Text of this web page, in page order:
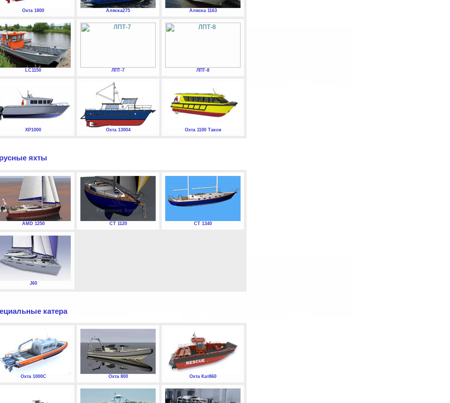
Охта 1800 Аляска275 Аляска 1163
LC1150 ЛПТ-7 ЛПТ-8
XP1000 Охта 13004 Охта 1100 Такси
яхты
AMD 1250 СТ 1120 СТ 1340
J60
катера
Охта 1000С Охта 800 Охта Кат860